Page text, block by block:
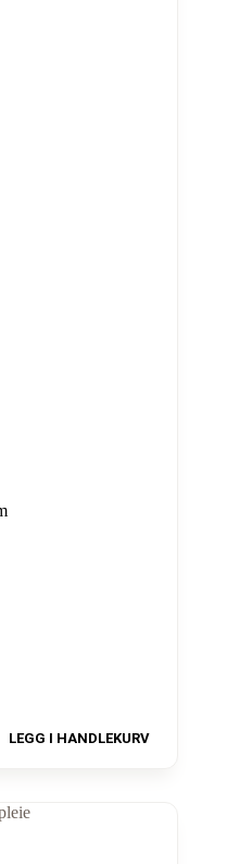
LEGG I HANDLEKURV